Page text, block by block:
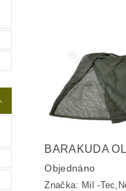
BARAKUDA
Objednáno
Značka: Mil -